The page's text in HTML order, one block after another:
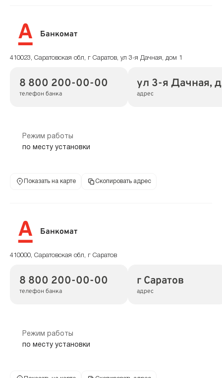
Банкомат
410023, Саратовская обл, г Саратов, ул 3-я Дачная, дом 1
8 800 200-00-00
телефон банка
ул 3-я Дачная, д
адрес
Режим работы
по месту установки
Показать на карте Скопировать адрес
Банкомат
410000, Саратовская обл, г Саратов
8 800 200-00-00
телефон банка
г Саратов
адрес
Режим работы
по месту установки